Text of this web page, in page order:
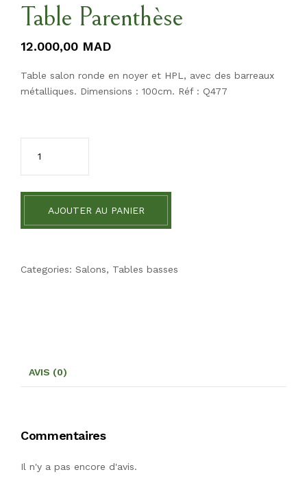
Table Parenthèse
12.000,00 MAD
Table salon ronde en noyer et HPL, avec des barreaux
métalliques. Dimensions : 100cm. Réf : Q477
AJOUTER AU PANIER
Categories: Salons, Tables basses
AVIS (0)
Commentaires
Il n'y a pas encore d'avis.